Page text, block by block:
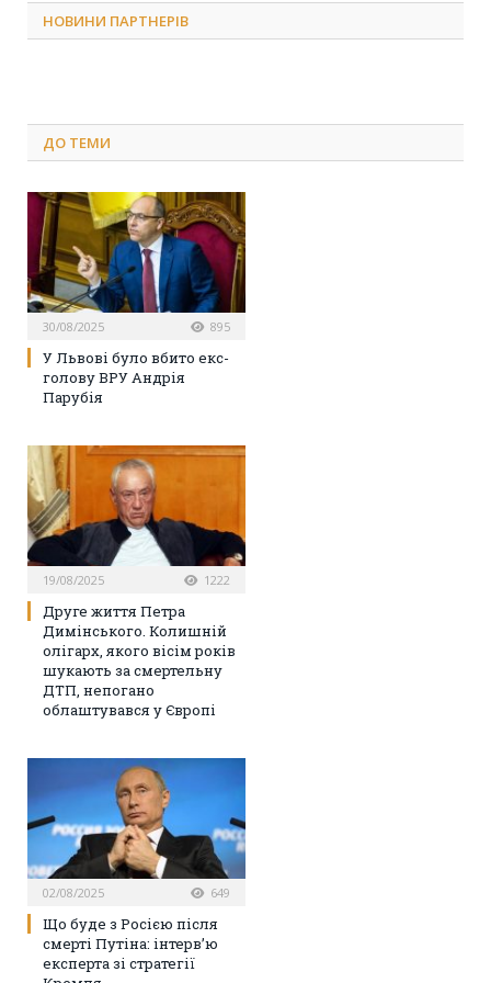
НОВИНИ ПАРТНЕРІВ
ДО ТЕМИ
30/08/2025 895
У Львові було вбито екс-
голову ВРУ Андрія
Парубія
19/08/2025 1222
Друге життя Петра
Димінського. Колишній
олігарх, якого вісім років
шукають за смертельну
ДТП, непогано
облаштувався у Європі
02/08/2025 649
Що буде з Росією після
смерті Путіна: інтерв’ю
експерта зі стратегії